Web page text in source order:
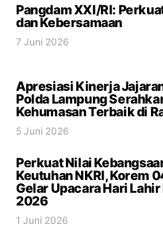
Pangdam XXI/RI:
dan Kebersamaan
7 Juni 2026
Apresiasi Kinerja
Polda Lampung
Kehumasan Terbaik di
5 Juni 2026
Perkuat Nilai
Keutuhan NKRI, Korem
Gelar Upacara Hari
2026
1 Juni 2026